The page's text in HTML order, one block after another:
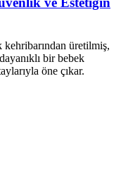
üretilmiş,
bir bebek
öne çıkar.